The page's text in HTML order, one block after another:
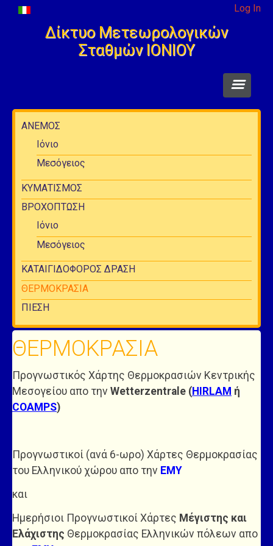
Log In
Δίκτυο Μετεωρολογικών
Σταθμών ΙΟΝΙΟΥ
ΑΡΘΡΑ - Ενημέρωση
ΑΝΕΜΟΣ
Ιόνιο
Μεσόγειος
ΚΥΜΑΤΙΣΜΟΣ
ΒΡΟΧΟΠΤΩΣΗ
Ιόνιο
Μεσόγειος
ΚΑΤΑΙΓΙΔΟΦΟΡΟΣ ΔΡΑΣΗ
ΘΕΡΜΟΚΡΑΣΙΑ
ΠΙΕΣΗ
ΘΕΡΜΟΚΡΑΣΙΑ
Προγνωστικός Χάρτης Θερμοκρασιών Κεντρικής
Μεσογείου απο την Wetterzentrale (HIRLAM ή
COAMPS)
Προγνωστικοί (ανά 6-ωρο) Χάρτες Θερμοκρασίας
του Ελληνικού χώρου απο την ΕΜΥ
και
Ημερήσιοι Προγνωστικοί Χάρτες Μέγιστης και
Ελάχιστης Θερμοκρασίας Ελληνικών πόλεων απο